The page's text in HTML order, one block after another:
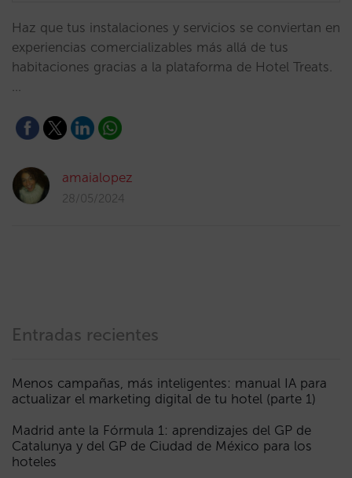
Haz que tus instalaciones y servicios se conviertan en
experiencias comercializables más allá de tus
habitaciones gracias a la plataforma de Hotel Treats.
…
amaialopez
28/05/2024
Entradas recientes
Menos campañas, más inteligentes: manual IA para
actualizar el marketing digital de tu hotel (parte 1)
Madrid ante la Fórmula 1: aprendizajes del GP de
Catalunya y del GP de Ciudad de México para los
hoteles